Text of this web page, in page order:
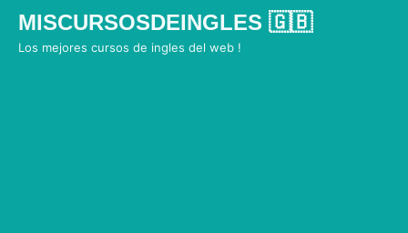
SkipMISCURSOSDEINGLES 🇬🇧
Los mejores cursos de ingles del web !